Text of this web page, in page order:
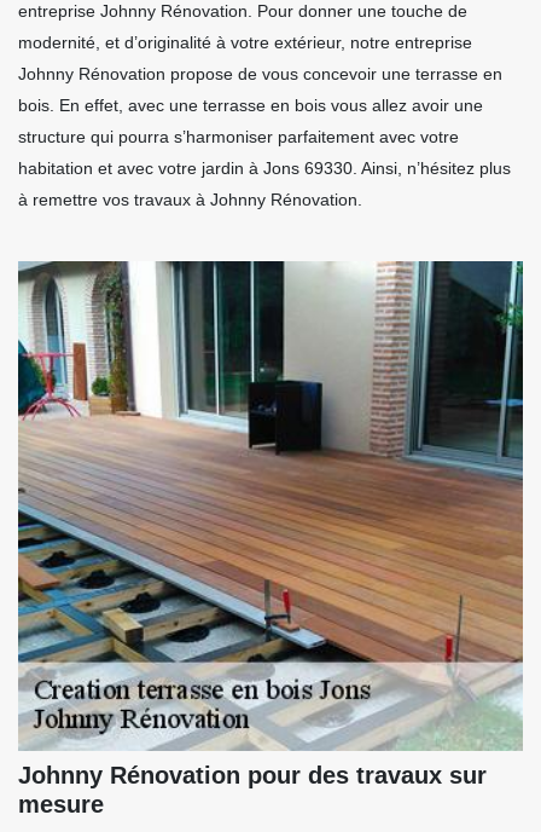
entreprise Johnny Rénovation. Pour donner une touche de
modernité, et d’originalité à votre extérieur, notre entreprise
Johnny Rénovation propose de vous concevoir une terrasse en
bois. En effet, avec une terrasse en bois vous allez avoir une
structure qui pourra s’harmoniser parfaitement avec votre
habitation et avec votre jardin à Jons 69330. Ainsi, n’hésitez plus
à remettre vos travaux à Johnny Rénovation.
Johnny Rénovation pour des travaux sur
mesure